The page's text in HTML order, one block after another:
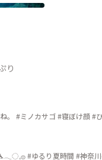
り
#ミノカサゴ #寝ぼけ顔 #